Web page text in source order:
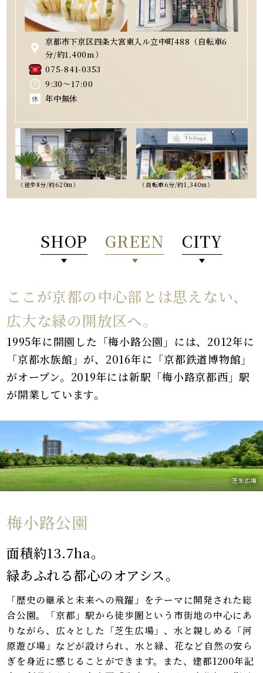
京都市下京区四条大宮東入ル立中町488（自転車6
分/約1,400m）
075-841-0353
9:30～17:00
年中無休
（徒歩8分/約620m） （自転車6分/約1,340m）
SHOP GREEN CITY
ここが京都の中心部とは思えない、
広大な緑の開放区へ。
1995年に開園した「梅小路公園」には、2012年に
「京都水族館」が、2016年に「京都鉄道博物館」
がオープン。 2019年には新駅「梅小路京都西」駅
が開業しています。
芝生広場
梅小路公園
面積約13.7ha。
緑あふれる都心のオアシス。
「歴史の継承と未来への飛躍」をテーマに開発された総
合公園。「京都」駅から徒歩圏という市街地の中心にあ
りながら、広々とした「芝生広場」、水と親しめる「河
原遊び場」などが設けられ、水と緑、花など自然の安ら
ぎを身近に感じることができます。また、建都1200年記